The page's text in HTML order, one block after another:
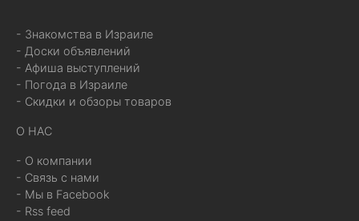
- Знакомства в Израиле
- Доски объявлений
- Афиша выступлений
- Погода в Израиле
- Скидки и обзоры товаров
О НАС
- О компании
- Связь с нами
- Мы в Facebook
- Rss feed